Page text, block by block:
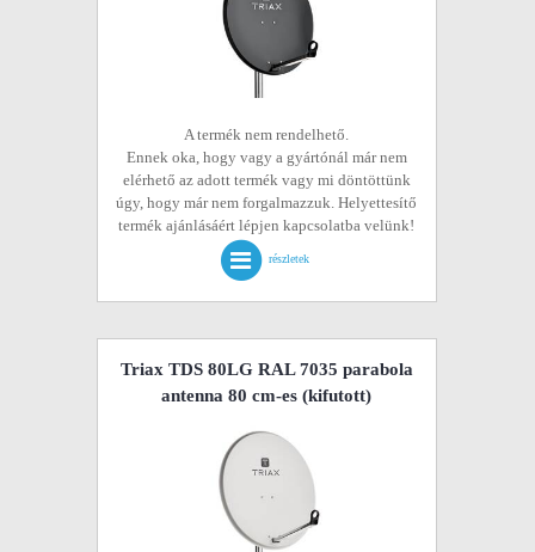
A termék nem rendelhető.
Ennek oka, hogy vagy a gyártónál már nem
elérhető az adott termék vagy mi döntöttünk
úgy, hogy már nem forgalmazzuk. Helyettesítő
termék ajánlásáért lépjen kapcsolatba velünk!
részletek
Triax TDS 80LG RAL 7035 parabola
antenna 80 cm-es (kifutott)